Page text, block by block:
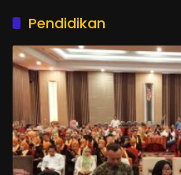
Pendidikan